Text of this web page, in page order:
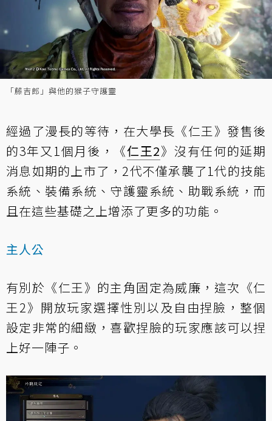
「藤吉郎」與他的猴子守護靈
經過了漫長的等待，在大學長《仁王》發售後
的3年又1個月後，《仁王2》沒有任何的延期
消息如期的上市了，2代不僅承襲了1代的技能
系統、裝備系統、守護靈系統、助戰系統，而
且在這些基礎之上增添了更多的功能。
主人公
有別於《仁王》的主角固定為威廉，這次《仁
王2》開放玩家選擇性別以及自由捏臉，整個
設定非常的細緻，喜歡捏臉的玩家應該可以捏
上好一陣子。